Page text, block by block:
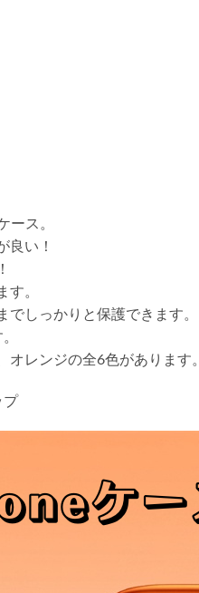
ス。
良い！
。
しっかりと保護できます。
レンジの全6色があります。
プ